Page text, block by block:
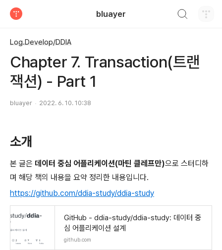
bluayer
Log.Develop/DDIA
Chapter 7. Transaction(트랜
잭션) - Part 1
bluayer 2022. 6. 10. 10:38
소개
본 글은 데이터 중심 어플리케이션(마틴 클레프만)으로 스터디하
며 해당 책의 내용을 요약 정리한 내용입니다.
https://github.com/ddia-study/ddia-study
GitHub - ddia-study/ddia-study: 데이터 중
심 어플리케이션 설계
github.com